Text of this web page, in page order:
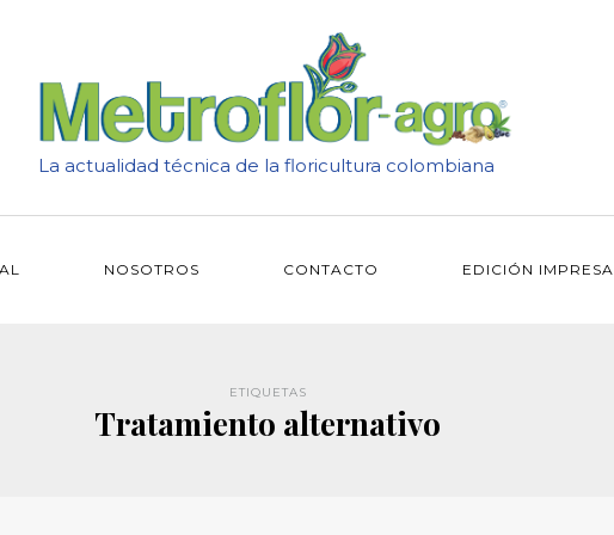
La actualidad técnica de la floricultura colombiana
NOSOTROS CONTACTO EDICIÓN IMPRESA
ETIQUETAS
Tratamiento alternativo